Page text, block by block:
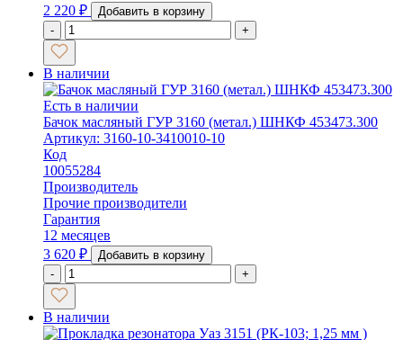
2 220 ₽
Добавить в корзину
-
+
В наличии
Есть в наличии
Бачок масляный ГУР 3160 (метал.) ШНКФ 453473.300
Артикул: 3160-10-3410010-10
Код
10055284
Производитель
Прочие производители
Гарантия
12 месяцев
3 620 ₽
Добавить в корзину
-
+
В наличии